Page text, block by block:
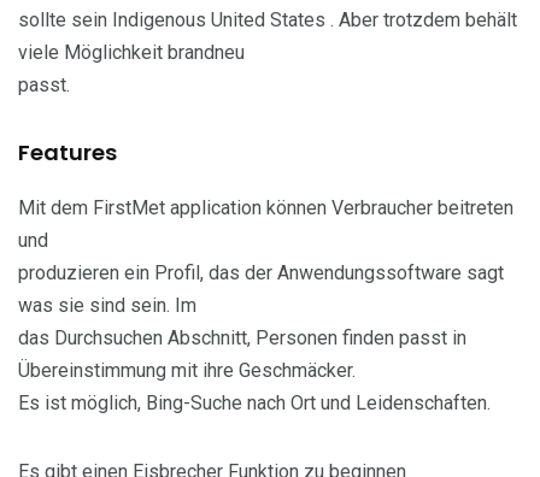
sollte sein Indigenous United States . Aber trotzdem behält
viele Möglichkeit brandneu
passt.
Features
Mit dem FirstMet application können Verbraucher beitreten
und
produzieren ein Profil, das der Anwendungssoftware sagt
was sie sind sein. Im
das Durchsuchen Abschnitt, Personen finden passt in
Übereinstimmung mit ihre Geschmäcker.
Es ist möglich, Bing-Suche nach Ort und Leidenschaften.
Es gibt einen Eisbrecher Funktion zu beginnen